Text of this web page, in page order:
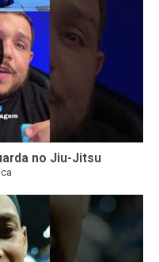
no Jiu-Jitsu